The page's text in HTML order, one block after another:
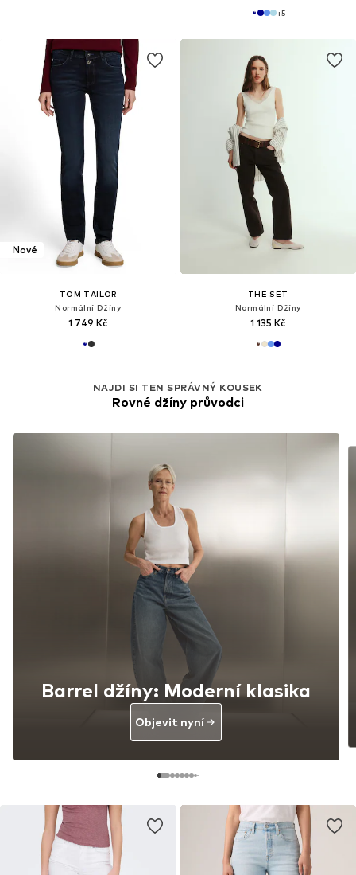
+5
Nové
TOM TAILOR
Normální Džíny
1 749 Kč
THE SET
Normální Džíny
1 135 Kč
NAJDI SI TEN SPRÁVNÝ KOUSEK
Rovné džíny průvodci
Barrel džíny: Moderní klasika
Objevit nyní